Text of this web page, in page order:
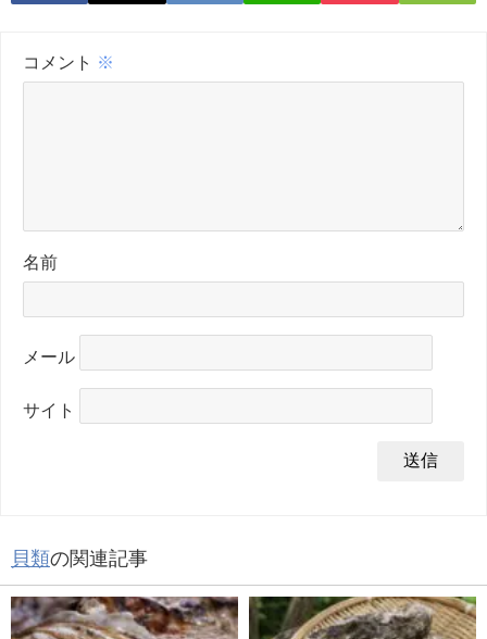
コメント ※
名前
メール
サイト
貝類の関連記事